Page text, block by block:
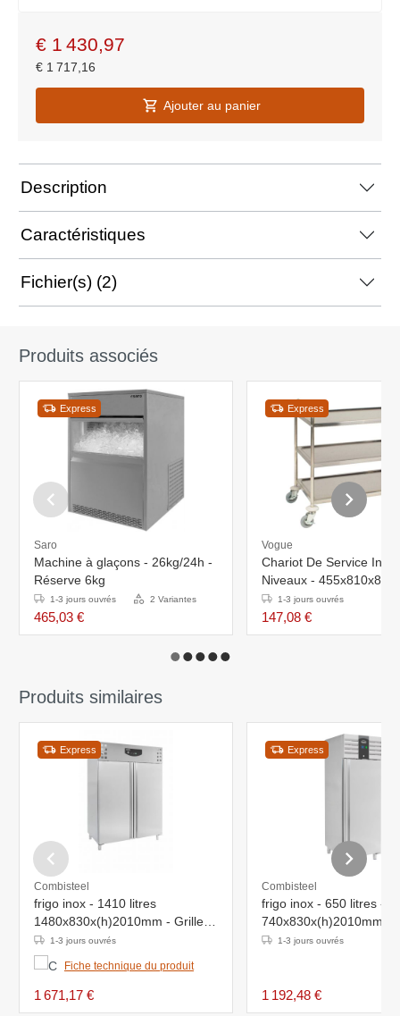
€ 1 430,97
€ 1 717,16
Ajouter au panier
Description
Caractéristiques
Fichier(s) (2)
Produits associés
Express
Saro
Machine à glaçons - 26kg/24h -
Réserve 6kg
1-3 jours ouvrés 2 Variantes
465,03 €
Express
Vogue
Chariot De Service Inox
Niveaux -
1-3 jours ouvrés
147,08 €
Produits similaires
Express
Combisteel
frigo inox - 1410 litres
1480x830x(h)2010mm - Grilles
6x 2/1GN - 230V
1-3 jours ouvrés
Fiche technique du produit
1 671,17 €
Express
Combisteel
frigo inox - 650 litres -
740x830x(h)2010mm -
3x 2/1GN - 230V
1-3 jours ouvrés
1 192,48 €